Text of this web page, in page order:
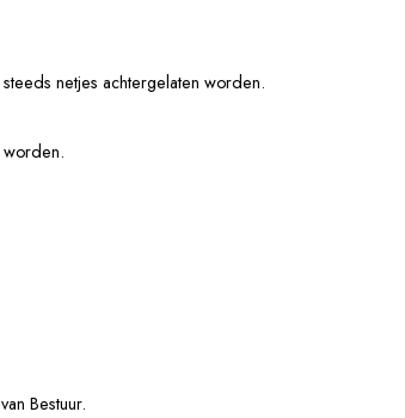
netjes achtergelaten worden.
worden.
Bestuur.